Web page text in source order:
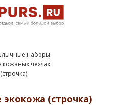
наборы
чехлах
экокожа (строчка)